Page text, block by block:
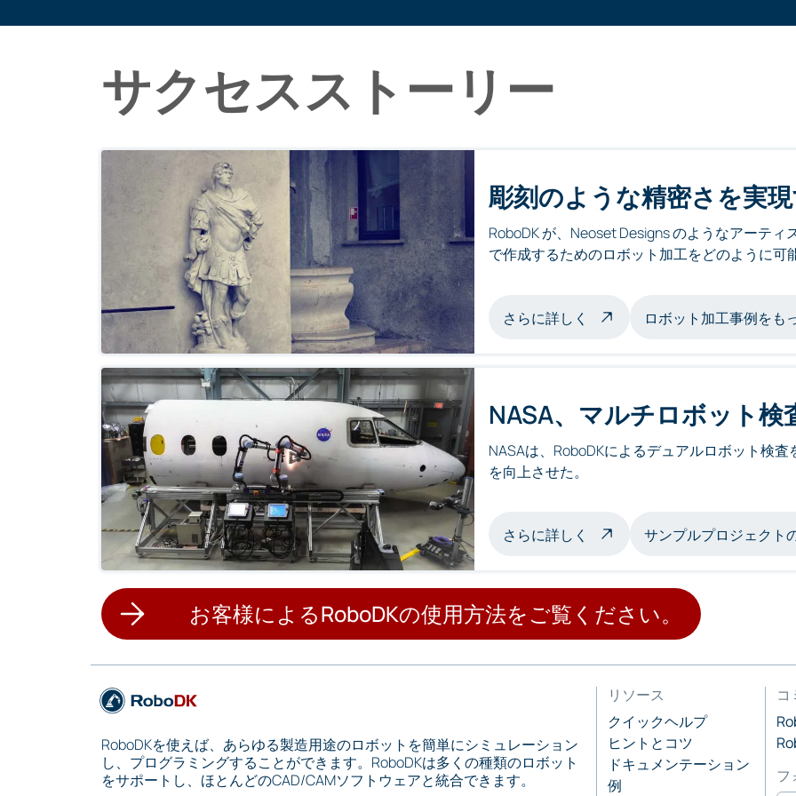
サクセスストーリー
彫刻のような精密さを実
RoboDK が、Neoset Designs のようなアーテ
で作成するためのロボット加工をどのように可
さらに詳しく ロボット加工彫刻について
ロボット加工事例をも
NASA、マルチロボット検
NASAは、RoboDKによるデュアルロボット検
を向上させた。
さらに詳しく マルチロボット検査について
サンプルプロジェクト
お客様によるRoboDKの使用方法をご覧ください。
RoboDKを使えば、あらゆる製造用途のロボットを簡単にシミュレーション
し、プログラミングすることができます。RoboDKは多くの種類のロボット
をサポートし、ほとんどのCAD/CAMソフトウェアと統合できます。
リソース
クイックヘルプ
ヒントとコツ
ドキュメンテーション
例
コ
フ